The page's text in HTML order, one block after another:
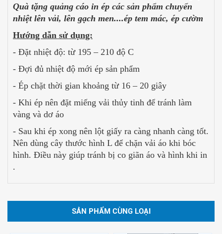
Quà tặng quảng cáo in ép các sản phẩm chuyển
nhiệt lên vải, lên gạch men....ép tem mác, ép cườm
Hướng dẫn sử dụng:
- Đặt nhiệt độ: từ 195 – 210 độ C
- Đợi đủ nhiệt độ mới ép sản phẩm
- Ép chặt thời gian khoảng từ 16 – 20 giây
- Khi ép nên đặt miếng vải thủy tinh để tránh làm
vàng và dơ áo
- Sau khi ép xong nên lột giấy ra càng nhanh càng tốt.
Nên dùng cây thước hình L để chặn vải áo khi bóc
hình. Điều này giúp tránh bị co giãn áo và hình khi in
.
SẢN PHẨM CÙNG LOẠI